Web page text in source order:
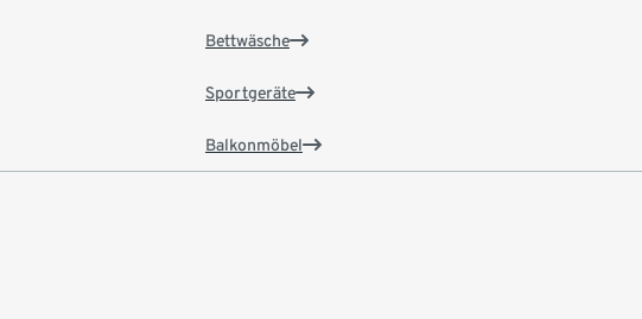
Bettwäsche
Sportgeräte
Balkonmöbel